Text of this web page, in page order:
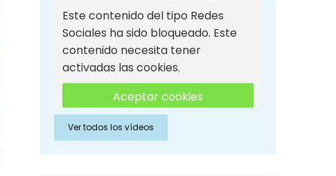
Este contenido del tipo Redes
Sociales ha sido bloqueado. Este
contenido necesita tener
activadas las cookies.
Aceptar cookies
Aceptar cookies de Redes
Sociales
Ver todos los vídeos